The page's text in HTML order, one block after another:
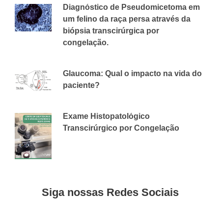
Diagnóstico de Pseudomicetoma em
um felino da raça persa através da
biópsia transcirúrgica por
congelação.
Glaucoma: Qual o impacto na vida do
paciente?
Exame Histopatológico
Transcirúrgico por Congelação
Siga nossas Redes Sociais